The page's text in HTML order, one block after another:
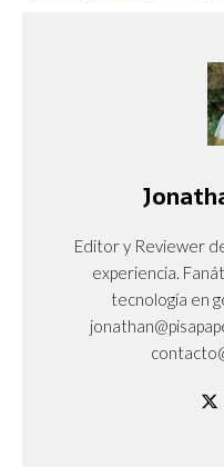
Editor y Reviewer
experiencia.
tecnología en